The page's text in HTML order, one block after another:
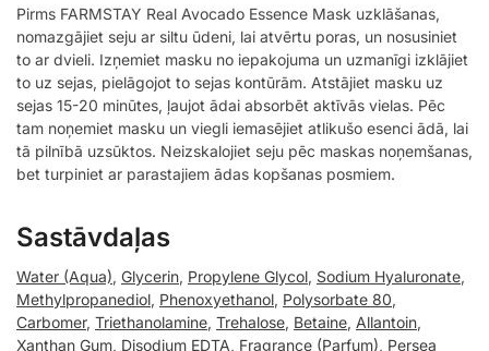
Pirms FARMSTAY Real Avocado Essence Mask uzklāšanas,
nomazgājiet seju ar siltu ūdeni, lai atvērtu poras, un nosusiniet
to ar dvieli. Izņemiet masku no iepakojuma un uzmanīgi izklājiet
to uz sejas, pielāgojot to sejas kontūrām. Atstājiet masku uz
sejas 15-20 minūtes, ļaujot ādai absorbēt aktīvās vielas. Pēc
tam noņemiet masku un viegli iemasējiet atlikušo esenci ādā, lai
tā pilnībā uzsūktos. Neizskalojiet seju pēc maskas noņemšanas,
bet turpiniet ar parastajiem ādas kopšanas posmiem.
Sastāvdaļas
Water (Aqua), Glycerin, Propylene Glycol, Sodium Hyaluronate,
Methylpropanediol, Phenoxyethanol, Polysorbate 80,
Carbomer, Triethanolamine, Trehalose, Betaine, Allantoin,
Xanthan Gum, Disodium EDTA, Fragrance (Parfum), Persea